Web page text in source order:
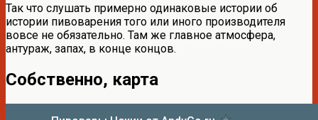
Так что слушать примерно одинаковые истории об
истории пивоварения того или иного производителя
вовсе не обязательно. Там же главное атмосфера,
антураж, запах, в конце концов.
Собственно, карта